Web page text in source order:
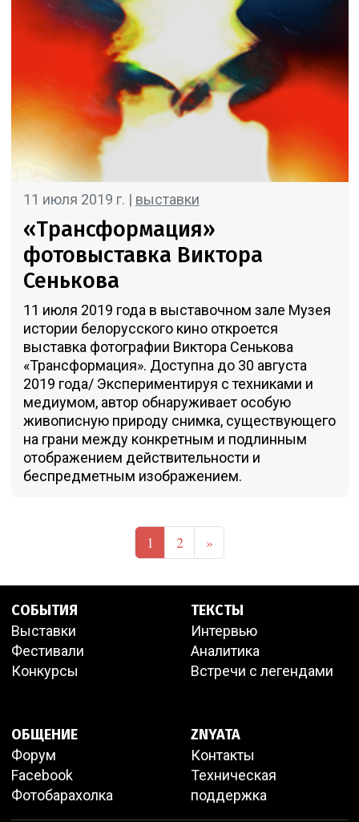
11 июля 2019 г. | выставки
«Трансформация»
фотовыставка Виктора
Сенькова
11 июля 2019 года в выставочном зале Музея
истории белорусского кино откроется
выставка фотографии Виктора Сенькова
«Трансформация». Доступна до 30 августа
2019 года/ Экспериментируя с техниками и
медиумом, автор обнаруживает особую
живописную природу снимка, существующего
на грани между конкретным и подлинным
отображением действительности и
беспредметным изображением.
1 2 »
СОБЫТИЯ
Выставки
Фестивали
Конкурсы
ТЕКСТЫ
Интервью
Аналитика
Встречи с легендами
ОБЩЕНИЕ
Форум
Facebook
Фотобарахолка
ZNYATA
Контакты
Техническая
поддержка